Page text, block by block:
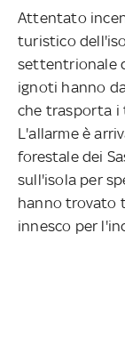
Attentato
turistico
settentrionale
ignoti hanno
che trasporta i
L'allarme è
forestale dei
sull'isola per
hanno trovato
innesco per